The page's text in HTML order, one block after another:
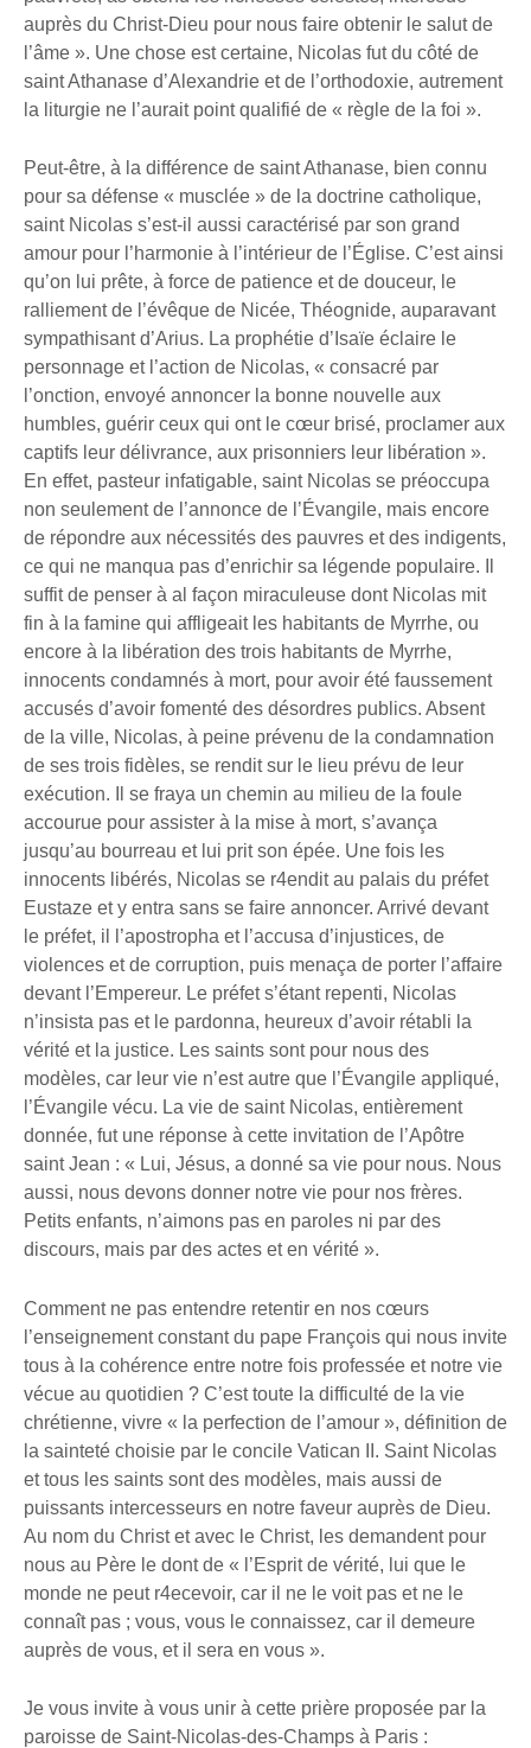
auprès du Christ-Dieu pour nous faire obtenir le salut de
l’âme ». Une chose est certaine, Nicolas fut du côté de
saint Athanase d’Alexandrie et de l’orthodoxie, autrement
la liturgie ne l’aurait point qualifié de « règle de la foi ».
Peut-être, à la différence de saint Athanase, bien connu
pour sa défense « musclée » de la doctrine catholique,
saint Nicolas s’est-il aussi caractérisé par son grand
amour pour l’harmonie à l’intérieur de l’Église. C’est ainsi
qu’on lui prête, à force de patience et de douceur, le
ralliement de l’évêque de Nicée, Théognide, auparavant
sympathisant d’Arius. La prophétie d’Isaïe éclaire le
personnage et l’action de Nicolas, « consacré par
l’onction, envoyé annoncer la bonne nouvelle aux
humbles, guérir ceux qui ont le cœur brisé, proclamer aux
captifs leur délivrance, aux prisonniers leur libération ».
En effet, pasteur infatigable, saint Nicolas se préoccupa
non seulement de l’annonce de l’Évangile, mais encore
de répondre aux nécessités des pauvres et des indigents,
ce qui ne manqua pas d’enrichir sa légende populaire. Il
suffit de penser à al façon miraculeuse dont Nicolas mit
fin à la famine qui affligeait les habitants de Myrrhe, ou
encore à la libération des trois habitants de Myrrhe,
innocents condamnés à mort, pour avoir été faussement
accusés d’avoir fomenté des désordres publics. Absent
de la ville, Nicolas, à peine prévenu de la condamnation
de ses trois fidèles, se rendit sur le lieu prévu de leur
exécution. Il se fraya un chemin au milieu de la foule
accourue pour assister à la mise à mort, s’avança
jusqu’au bourreau et lui prit son épée. Une fois les
innocents libérés, Nicolas se r4endit au palais du préfet
Eustaze et y entra sans se faire annoncer. Arrivé devant
le préfet, il l’apostropha et l’accusa d’injustices, de
violences et de corruption, puis menaça de porter l’affaire
devant l’Empereur. Le préfet s’étant repenti, Nicolas
n’insista pas et le pardonna, heureux d’avoir rétabli la
vérité et la justice. Les saints sont pour nous des
modèles, car leur vie n’est autre que l’Évangile appliqué,
l’Évangile vécu. La vie de saint Nicolas, entièrement
donnée, fut une réponse à cette invitation de l’Apôtre
saint Jean : « Lui, Jésus, a donné sa vie pour nous. Nous
aussi, nous devons donner notre vie pour nos frères.
Petits enfants, n’aimons pas en paroles ni par des
discours, mais par des actes et en vérité ».
Comment ne pas entendre retentir en nos cœurs
l’enseignement constant du pape François qui nous invite
tous à la cohérence entre notre fois professée et notre vie
vécue au quotidien ? C’est toute la difficulté de la vie
chrétienne, vivre « la perfection de l’amour », définition de
la sainteté choisie par le concile Vatican II. Saint Nicolas
et tous les saints sont des modèles, mais aussi de
puissants intercesseurs en notre faveur auprès de Dieu.
Au nom du Christ et avec le Christ, les demandent pour
nous au Père le dont de « l’Esprit de vérité, lui que le
monde ne peut r4ecevoir, car il ne le voit pas et ne le
connaît pas ; vous, vous le connaissez, car il demeure
auprès de vous, et il sera en vous ».
Je vous invite à vous unir à cette prière proposée par la
paroisse de Saint-Nicolas-des-Champs à Paris :